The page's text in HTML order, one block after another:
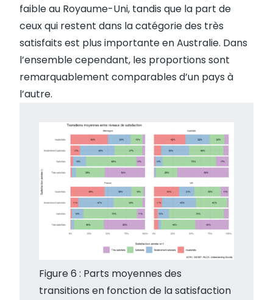
faible au Royaume-Uni, tandis que la part de
ceux qui restent dans la catégorie des très
satisfaits est plus importante en Australie. Dans
l’ensemble cependant, les proportions sont
remarquablement comparables d’un pays à
l’autre.
Figure 6 : Parts moyennes des
transitions en fonction de la satisfaction